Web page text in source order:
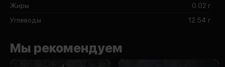
Жиры
0.02 г
Углеводы
12.54 г
Мы рекомендуем